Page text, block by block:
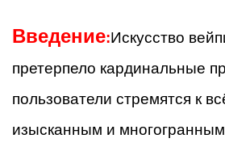
Введение:Искусство
претерпело кардинальные
пользователи стремятся к
изысканным и